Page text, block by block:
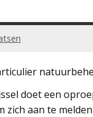
doet een
zich aan te